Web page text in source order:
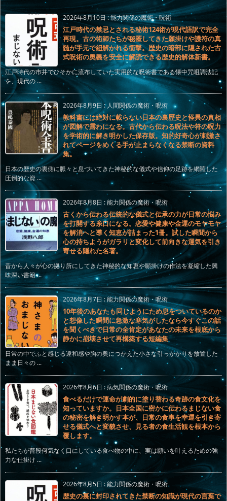
2026年8月10日:能力関係の魔術・呪術
江戸時代の禁忌とされる秘術124術が現代語訳で完全
再現。古の術師たちが秘匿してきた願掛けや護符の真
髄が手元で紐解かれる衝撃。歴史の暗部に隠された古
式呪術の奥義を安全に解読できる歴史的解体新書。
江戸時代の市井でひそかに流布していた実用的な呪術書である懐中咒咀調法記
を、現代の ...
2026年8月9日 :人間関係の魔術・呪術
教科書には絶対に載らない日本の裏歴史と怪異の真相
が図解で露わになる。古代から伝わる呪法や符の呪力
を学術的に解き明かした保存版。知的好奇心が刺激さ
れてページをめくる手が止まらなくなる禁断の資料
集。
日本の歴史の裏側に脈々と息づいてきた神秘的な儀式や信仰の足跡を網羅した
圧倒的な資 ...
2026年8月8日 :能力関係の魔術・呪術
古くから伝わる伝統的な儀式と伝承の力が日常の悩み
を打開する糸口になる。恋愛や健康や金運のモヤモヤ
を解消へと導く知恵が詰まった1冊。試した瞬間から
心の持ちようがガラリと変化して前向きな運気を引き
寄せる隠れた名著。
昔から人々が心の拠り所にしてきた神秘的な知恵や願掛けの作法を凝縮した興
味深い書籍 ...
2026年8月7日 :能力関係の魔術・呪術
10年後のあなたも同じようにため息をついているのか
と想像した瞬間に急激な寒気がしたなら今すぐこの話
を聞くべきで日常の全肯定があなたの未来を根底から
静かに崩壊させて再構築する短編集
日常の中でふと感じる違和感や胸の奥につかえた小さな引っかかりを放置した
まま日々の ...
2026年8月6日 :病気関係の魔術・呪術
食べるだけで運命が劇的に塗り替わる奇跡の食文化を
知っていますか。日本全国に密かに伝わるまじない食
の秘密を解き明かす本が、日常の食事を幸運を引き寄
せる儀式へと変貌させ、見る者の食生活観を根本から
覆します。
私たちが普段何気なく口にしている食べ物の中に、実は願いを叶えるための強
力な仕掛け ...
2026年8月5日 :能力関係の魔術・呪術
歴史の裏に封印されてきた禁断の知識が現代の言葉で